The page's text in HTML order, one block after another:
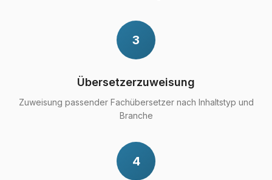
3
Übersetzerzuweisung
Zuweisung passender Fachübersetzer nach Inhaltstyp und
Branche
4